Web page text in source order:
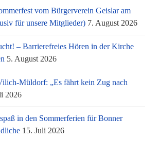
vom Bürgerverein Geislar am
für unsere Mitglieder) 7. August 2026
– Barrierefreies Hören in der Kirche
5. August 2026
Müldorf: „Es fährt kein Zug nach
2026
in den Sommerferien für Bonner
15. Juli 2026